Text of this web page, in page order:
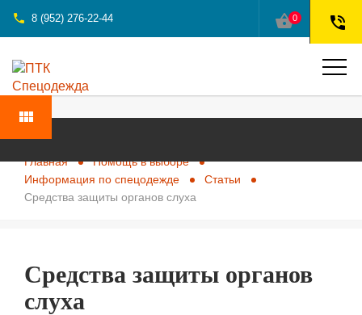
phone 8 (952) 276-22-44 shopping_basket0 phone_in_talk
Главная
Помощь в выборе
Информация по спецодежде
Статьи
Средства защиты органов слуха
view_module
Средства защиты органов
слуха